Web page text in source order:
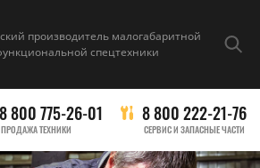
производитель малогабаритной
спецтехники
8 800 775-26-01
ПРОДАЖА ТЕХНИКИ
8 800 222-21-76
СЕРВИС И ЗАПАСНЫЕ ЧАСТИ